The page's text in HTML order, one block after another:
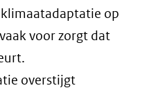
op
voor zorgt dat
overstijgt